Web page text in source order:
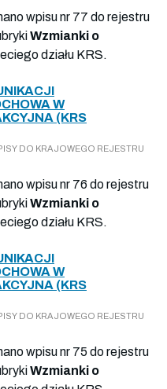
wpisu nr 77 do rejestru
Wzmianki o
działu KRS.
W
(KRS
DO KRAJOWEGO REJESTRU
wpisu nr 76 do rejestru
Wzmianki o
działu KRS.
W
(KRS
DO KRAJOWEGO REJESTRU
wpisu nr 75 do rejestru
Wzmianki o